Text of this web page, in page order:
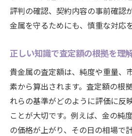
評判の確認、契約内容の事前確認
金属を守るためにも、慎重な対応
正しい知識で査定額の根拠を理
貴金属の査定額は、純度や重量、
素から算出されます。査定額の根
れらの基準がどのように評価に反
ことが大切です。例えば、金の純
の価格が上がり、その日の相場で